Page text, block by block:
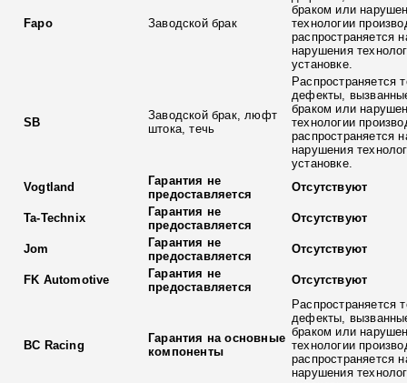
Fapo Заводской брак
браком или
технологии
распространяется
нарушения
установке.
SB
Заводской брак, люфт
штока, течь
Распространяется
дефекты,
браком или
технологии
распространяется
нарушения
установке.
Vogtland
Гарантия не
предоставляется
Отсутствуют
Ta-Technix
Гарантия не
предоставляется
Отсутствуют
Jom
Гарантия не
предоставляется
Отсутствуют
FK Automotive
Гарантия не
предоставляется
Отсутствуют
BC Racing
Гарантия на основные
компоненты
Распространяется
дефекты,
браком или
технологии
распространяется
нарушения